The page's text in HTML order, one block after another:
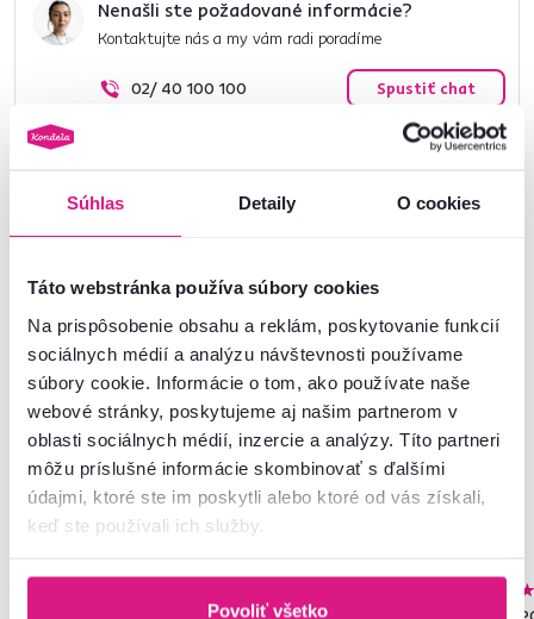
Súhlas Detaily O cookies
Táto webstránka používa súbory cookies
Na prispôsobenie obsahu a reklám, poskytovanie funkcií
sociálnych médií a analýzu návštevnosti používame
súbory cookie. Informácie o tom, ako používate naše
webové stránky, poskytujeme aj našim partnerom v
oblasti sociálnych médií, inzercie a analýzy. Títo partneri
môžu príslušné informácie skombinovať s ďalšími
údajmi, ktoré ste im poskytli alebo ktoré od vás získali,
keď ste používali ich služby.
Povoliť všetko
Nenašli ste požadované informácie?
Kontaktujte nás a my vám radi poradíme
02/ 40 100 100 Spustiť chat
Výpredaj Vynáška Akcia